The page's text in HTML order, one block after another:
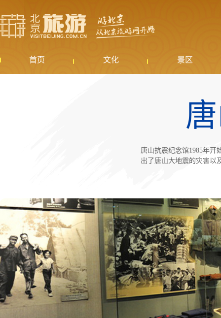
首页 文化 景区
唐山抗震纪念馆1985年开
出了唐山大地震的灾害以